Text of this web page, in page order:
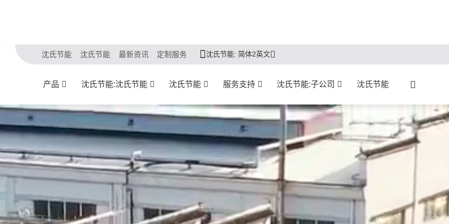
沈氏节能 沈氏节能 最新资讯 定制服务 沈氏节能: 简体2英文
产品 沈氏节能:沈氏节能 沈氏节能 服务支持 沈氏节能:子公司 沈氏节能